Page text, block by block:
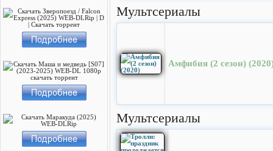
Мультсериалы
Амфибия (2 сезон)
Мультсериалы